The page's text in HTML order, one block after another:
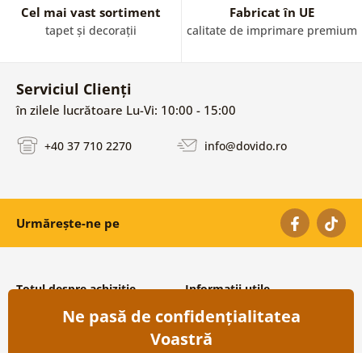
Cel mai vast sortiment
tapet și decorații
Fabricat în UE
calitate de imprimare premium
Serviciul Clienți
în zilele lucrătoare Lu-Vi: 10:00 - 15:00
+40 37 710 2270 info@dovido.ro
Urmărește-ne pe
Totul despre achiziție
Condiții și termeni generali
Protecția datelor personale
Transport și modalități de plată
Informații utile
Despre noi
Întrebări frecvente
Contacte
Ne pasă de confidențialitatea
Voastră